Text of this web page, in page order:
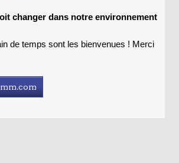
changer dans notre environnement
de temps sont les bienvenues ! Merci